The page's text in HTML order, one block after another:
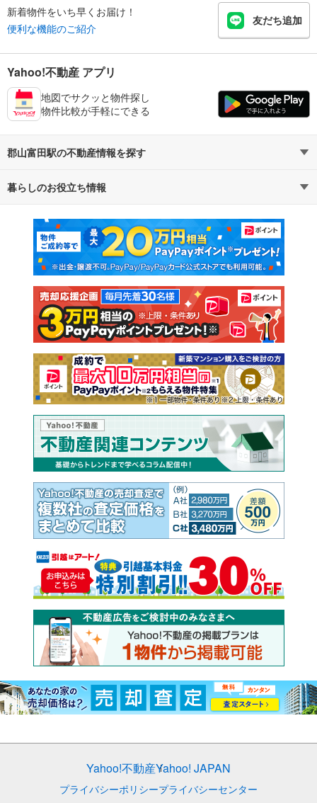
新着物件をいち早くお届け！
便利な機能のご紹介
友だち追加
Yahoo!不動産 アプリ
地図でサクッと物件探し
物件比較が手軽にできる
郡山富田駅の不動産情報を探す
不動産・住宅
新築マンション 中古マンション
新築一戸建て 中古一戸建て
注文住宅 土地
売却査定
暮らしのお役立ち情報
マンションカタログ 教えて！住まいの先生
Yahoo!不動産Yahoo! JAPAN
プライバシーポリシープライバシーセンター